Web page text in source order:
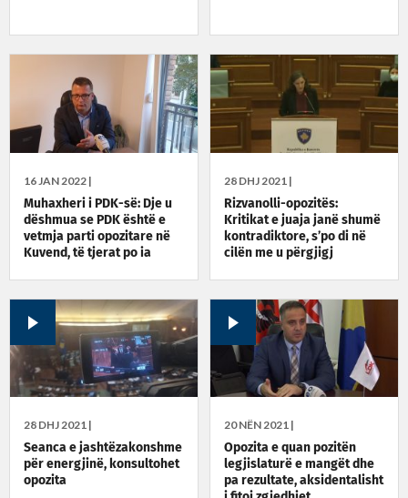
16 JAN 2022 |
Muhaxheri i PDK-së: Dje u
dëshmua se PDK është e
vetmja parti opozitare në
Kuvend, të tjerat po ia
28 DHJ 2021 |
Rizvanolli-opozitës:
Kritikat e juaja janë shumë
kontradiktore, s’po di në
cilën me u përgjigj
28 DHJ 2021 |
Seanca e jashtëzakonshme
për energjinë, konsultohet
opozita
20 NËN 2021 |
Opozita e quan pozitën
legjislaturë e mangët dhe
pa rezultate, aksidentalisht